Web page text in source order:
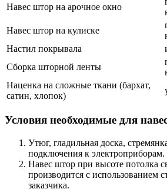
Навес штор на арочное окно
Навес штор на кулиске
Настил покрывала
Сборка шторной ленты
Наценка на сложные ткани (бархат,
сатин, хлопок)
Условия необходимые для
Утюг, гладильная доска,
подключения к электроприборам.
Навес штор при высоте потолка
производится с использованием
заказчика.